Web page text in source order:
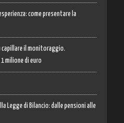
come presentare la
capillare il monitoraggio.
milione di euro
Legge di Bilancio: dalle pensioni alle